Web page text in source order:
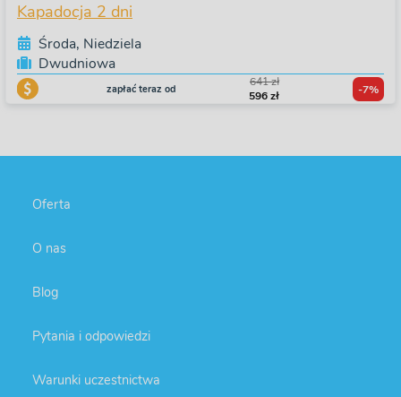
Kapadocja 2 dni
Środa, Niedziela
Dwudniowa
zapłać teraz od
641 zł
596 zł
-7%
Oferta
O nas
Blog
Pytania i odpowiedzi
Warunki uczestnictwa